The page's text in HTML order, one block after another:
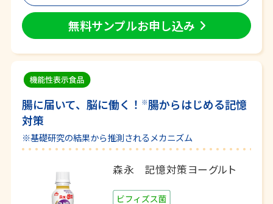
無料サンプルお申し込み
腸に届いて、脳に働く！ ※腸からはじめる記憶
対策
※基礎研究の結果から推測されるメカニズム
森永 記憶対策ヨーグルト